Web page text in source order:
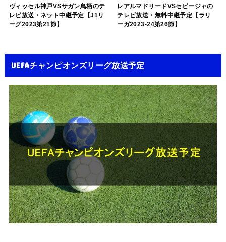
ヴィッセル神戸VSサガン鳥栖のテ
レビ放送・ネット中継予定【J1リ
ーグ2023第21節】
レアルマドリードVSセビージャの
テレビ放送・無料中継予定【ラリ
ーガ2023-24第26節】
UEFAチャンピオンズリーグ放送予定